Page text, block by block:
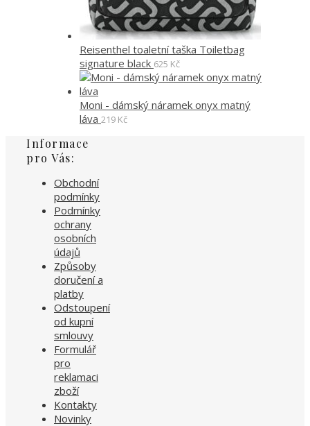
Reisenthel toaletní taška Toiletbag
signature black 625 Kč
Moni - dámský náramek onyx matný
láva 219 Kč
Informace
pro Vás:
Obchodní
podmínky
Podmínky
ochrany
osobních
údajů
Způsoby
doručení a
platby
Odstoupení
od kupní
smlouvy
Formulář
pro
reklamaci
zboží
Kontakty
Novinky